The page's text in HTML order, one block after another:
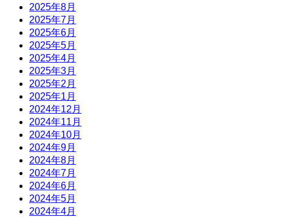
2025年8月
2025年7月
2025年6月
2025年5月
2025年4月
2025年3月
2025年2月
2025年1月
2024年12月
2024年11月
2024年10月
2024年9月
2024年8月
2024年7月
2024年6月
2024年5月
2024年4月